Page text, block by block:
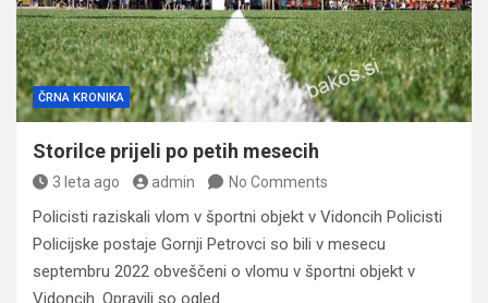
ČRNA KRONIKA
Storilce prijeli po petih mesecih
3 leta ago admin No Comments
Policisti raziskali vlom v športni objekt v Vidoncih Policisti
Policijske postaje Gornji Petrovci so bili v mesecu
septembru 2022 obveščeni o vlomu v športni objekt v
Vidoncih. Opravili so ogled…